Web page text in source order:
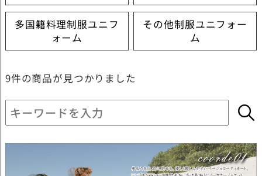
多国籍料理制服ユニフ
ォーム
その他制服ユニフォー
ム
9件の商品が見つかりました